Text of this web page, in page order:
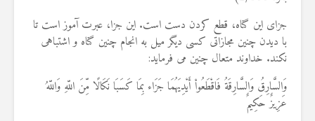
جزای این گناه، قطع کردن دست است. این جزا، عبرت آموز است تا
با دیدن چنین مجازاتی کسی دیگر میل به انجام چنین گناه و اشتباهی
نکند. خداوند متعال چنین می فرماید:
وَالسَّارِقُ وَالسَّارِقَةُ فَاقْطَعُواْ أَيْدِيَهُمَا جَزَاء بِمَا كَسَبَا نَكَالًا مِّنَ اللّهِ وَاللّهُ
عَزِيزٌ حَكِيمٌ